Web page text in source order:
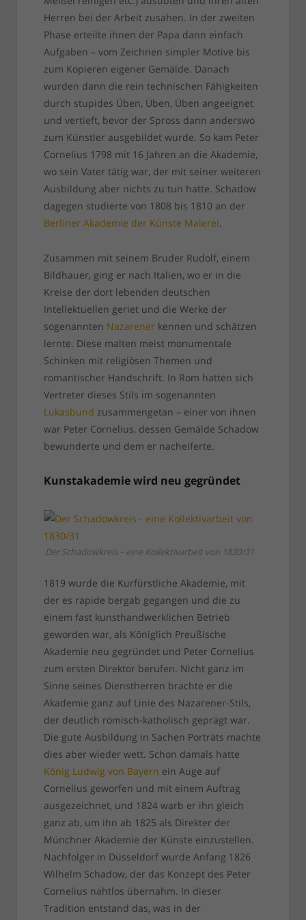
Herren bei der Arbeit zusahen. In der zweiten
Phase erteilte ihnen der Papa dann einfach
Aufgaben – vom Zeichnen simpler Motive bis
zum Kopieren eigener Gemälde. Danach
wurden dann die rein technischen Fähigkeiten
durch stupides Üben, Üben, Üben angeeignet
und vertieft, bevor der Spross dann anderswo
zum Künstler ausgebildet wurde. So kam Peter
Cornelius 1798 mit 16 Jahren an die Akademie,
wo sein Vater tätig war, der mit seiner weiteren
Ausbildung aber nichts zu tun hatte. Schadow
dagegen studierte von 1808 bis 1810 an der
Berliner Akademie der Künste Malerei.
Zusammen mit seinem Bruder Rudolf, einem
Bildhauer, ging er nach Italien, wo er in die
Kreise der dort lebenden deutschen
Intellektuellen geriet und die Werke der
sogenannten Nazarenerkennen und schätzen
lernte. Diese malten meist monumentale
Schinken mit religiösen Themen und
romantischer Handschrift. In Rom hatten sich
Vertreter dieses Stils im sogenannten
Lukasbund zusammengetan – einer von ihnen
war Peter Cornelius, dessen Gemälde Schadow
bewunderte und dem er nacheiferte.
Kunstakademie wird neu gegründet
Der Schadowkreis – eine Kollektivarbeit von 1830/31
1819 wurde die Kurfürstliche Akademie, mit
der es rapide bergab gegangen und die zu
einem fast kunsthandwerklichen Betrieb
geworden war, als Königlich Preußische
Akademie neu gegründet und Peter Cornelius
zum ersten Direktor berufen. Nicht ganz im
Sinne seines Dienstherren brachte er die
Akademie ganz auf Linie des Nazarener-Stils,
der deutlich römisch-katholisch geprägt war.
Die gute Ausbildung in Sachen Porträts machte
dies aber wieder wett. Schon damals hatte
König Ludwig von Bayern ein Auge auf
Cornelius geworfen und mit einem Auftrag
ausgezeichnet, und 1824 warb er ihn gleich
ganz ab, um ihn ab 1825 als Direkter der
Münchner Akademie der Künste einzustellen.
Nachfolger in Düsseldorf wurde Anfang 1826
Wilhelm Schadow, der das Konzept des Peter
Cornelius nahtlos übernahm. In dieser
Tradition entstand das, was in der